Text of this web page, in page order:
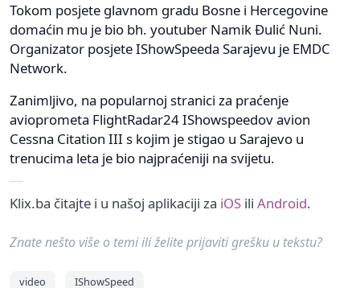
Tokom posjete glavnom gradu Bosne i Hercegovine
domaćin mu je bio bh. youtuber Namik Đulić Nuni.
Organizator posjete IShowSpeeda Sarajevu je EMDC
Network.
Zanimljivo, na popularnoj stranici za praćenje
avioprometa FlightRadar24 IShowspeedov avion
Cessna Citation III s kojim je stigao u Sarajevo u
trenucima leta je bio najpraćeniji na svijetu.
Klix.ba čitajte i u našoj aplikaciji za iOS ili Android.
Znate nešto više o temi ili želite prijaviti grešku u tekstu?
video IShowSpeed